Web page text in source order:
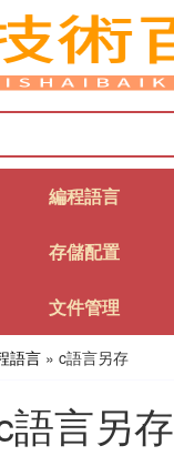
編程語言
存儲配置
文件管理
語言 » c語言另存
語言另存